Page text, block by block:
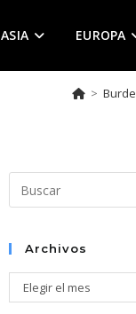
ASIA EUROPA
>
Archivos
Archivos
Elegir el mes